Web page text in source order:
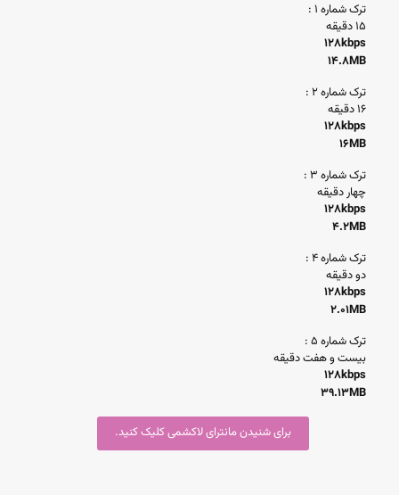
ترک شماره ۱ :
۱۵ دقیقه
128kbps
14.8MB
ترک شماره ۲ :
۱۶ دقیقه
128kbps
16MB
ترک شماره ۳ :
چهار دقیقه
128kbps
4.2MB
ترک شماره ۴ :
دو دقیقه
128kbps
2.01MB
ترک شماره ۵ :
بیست و هفت دقیقه
128kbps
39.13MB
برای شنیدن مانترای لاکشمی کلیک کنید.